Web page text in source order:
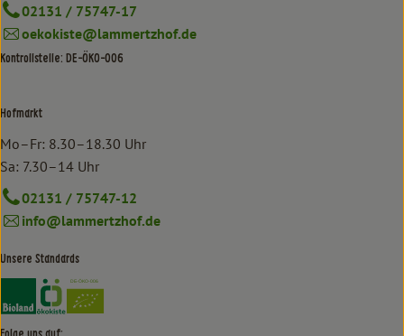
02131 / 75747-17
oekokiste@lammertzhof.de
Kontrollstelle: DE-ÖKO-006
Hofmarkt
Mo–Fr: 8.30–18.30 Uhr
Sa: 7.30–14 Uhr
02131 / 75747-12
info@lammertzhof.de
Unsere Standards
Externer Link zu https://www.bioland.de/verbraucher
Externer Link zu https://www.oekokiste.de/